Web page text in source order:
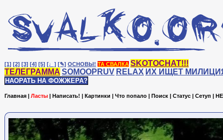
[1] [2] [3] [4] [5] [♩] [✎] ОСНОВЫ! ТА СВАЛКА SKOTOCHAT!!!
ТЕЛЕГРАММА SOMOOPRUV RELAX ИХ ИЩЕТ
НАОРАТЬ НА ФОЖЖЕРА?
Главная | Ласты | Написать! | Картинки | Что попало | Поиск | Статус | Сетуп |